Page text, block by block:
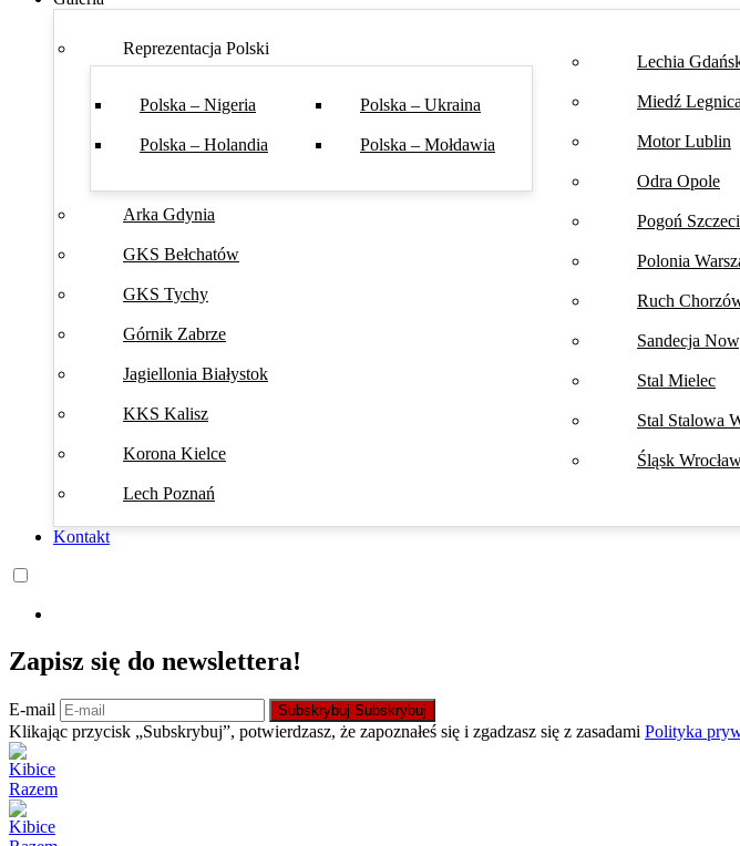
Reprezentacja Polski
Polska – Nigeria
Polska – Holandia
Polska – Ukraina
Polska – Mołdawia
Arka Gdynia
GKS Bełchatów
GKS Tychy
Górnik Zabrze
Jagiellonia Białystok
KKS Kalisz
Korona Kielce
Lech Poznań
Lechia
Miedź Legnica
Motor Lublin
Odra Opole
Pogoń
Polonia
Ruch
Sandecja
Stal Mielec
Stal Stalowa
Śląsk
Kontakt
Zapisz się do newslettera!
E-mail Subskrybuj Subskrybuj
Klikając przycisk „Subskrybuj”, potwierdzasz, że zapoznałeś się i zgadzasz się z zasadami Polityka